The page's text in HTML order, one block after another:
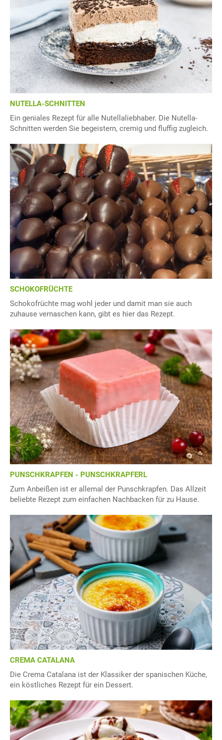
NUTELLA-SCHNITTEN
Ein geniales Rezept für alle Nutellaliebhaber. Die Nutella-
Schnitten werden Sie begeistern, cremig und fluffig zugleich.
SCHOKOFRÜCHTE
Schokofrüchte mag wohl jeder und damit man sie auch
zuhause vernaschen kann, gibt es hier das Rezept.
PUNSCHKRAPFEN - PUNSCHKRAPFERL
Zum Anbeißen ist er allemal der Punschkrapfen. Das Allzeit
beliebte Rezept zum einfachen Nachbacken für zu Hause.
CREMA CATALANA
Die Crema Catalana ist der Klassiker der spanischen Küche,
ein köstliches Rezept für ein Dessert.